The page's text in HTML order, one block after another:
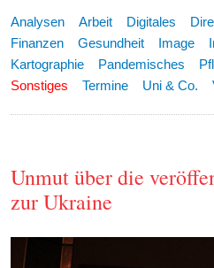
Analysen Arbeit Digitales
Finanzen
Gesundheit Image
Kartographie
Pandemisches
Sonstiges
Termine Uni & Co.
Unmut über die
zur Ukraine